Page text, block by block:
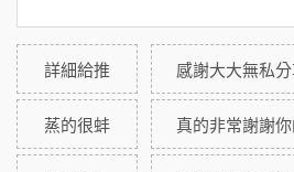
詳細給推 感謝大大無私
蒸的很蚌 真的非常謝謝你